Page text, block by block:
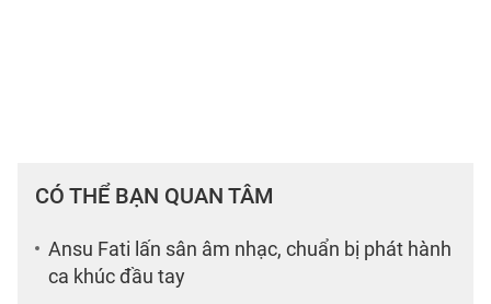
CÓ THỂ BẠN QUAN TÂM
Ansu Fati lấn sân âm nhạc, chuẩn bị phát hành
ca khúc đầu tay